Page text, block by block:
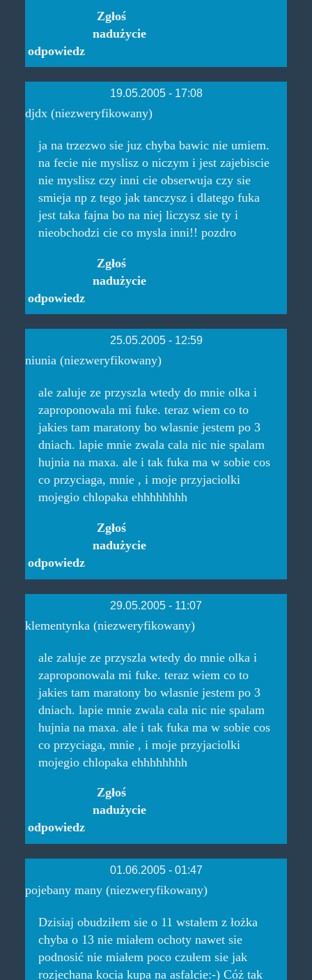
odpowiedz
Zgłoś
nadużycie
19.05.2005 - 17:08
djdx (niezweryfikowany)
ja na trzezwo sie juz chyba bawic nie umiem.
na fecie nie myslisz o niczym i jest zajebiscie
nie myslisz czy inni cie obserwuja czy sie
smieja np z tego jak tanczysz i dlatego fuka
jest taka fajna bo na niej liczysz sie ty i
nieobchodzi cie co mysla inni!! pozdro
odpowiedz
Zgłoś
nadużycie
25.05.2005 - 12:59
niunia (niezweryfikowany)
ale zaluje ze przyszla wtedy do mnie olka i
zaproponowala mi fuke. teraz wiem co to
jakies tam maratony bo wlasnie jestem po 3
dniach. lapie mnie zwala cala nic nie spalam
hujnia na maxa. ale i tak fuka ma w sobie cos
co przyciaga, mnie , i moje przyjaciolki
mojegio chlopaka ehhhhhhhh
odpowiedz
Zgłoś
nadużycie
29.05.2005 - 11:07
klementynka (niezweryfikowany)
ale zaluje ze przyszla wtedy do mnie olka i
zaproponowala mi fuke. teraz wiem co to
jakies tam maratony bo wlasnie jestem po 3
dniach. lapie mnie zwala cala nic nie spalam
hujnia na maxa. ale i tak fuka ma w sobie cos
co przyciaga, mnie , i moje przyjaciolki
mojegio chlopaka ehhhhhhhh
odpowiedz
Zgłoś
nadużycie
01.06.2005 - 01:47
pojebany many (niezweryfikowany)
Dzisiaj obudziłem sie o 11 wstałem z łożka
chyba o 13 nie miałem ochoty nawet sie
podnosić nie miałem poco czułem sie jak
rozjechana kocia kupa na asfalcie:-) Cóż tak